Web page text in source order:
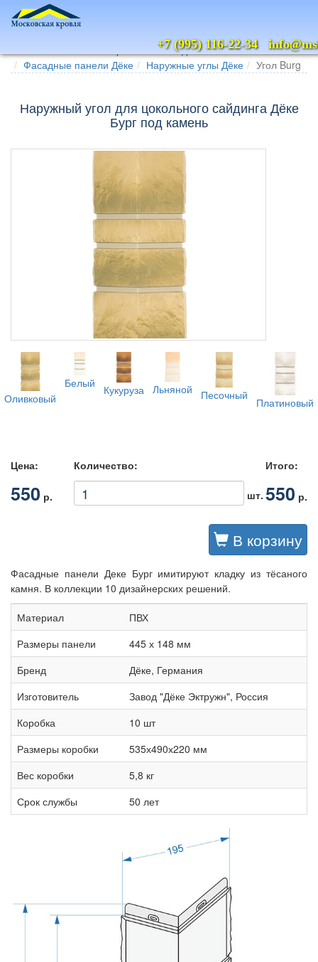
+7 (995) 116-22-34
Главная Каталог
Цокольный сайдинг
Фасадные панели Дёке
Наружные углы Дёке Угол Burg
Наружный угол для цокольного сайдинга Дёке
Бург под камень
Оливковый
Белый
Кукуруза Льняной Песочный
Платиновый
Цена:
550 р.
Количество:
шт.
Итого:
550 р.
В корзину
Фасадные панели Деке Бург имитируют кладку из тёсаного
камня. В коллекции 10 дизайнерских решений.
Материал
ПВХ
Размеры панели
445 х 148 мм
Бренд
Дёке, Германия
Изготовитель
Завод "Дёке Эктружн", Россия
Коробка
10 шт
Размеры коробки
535х490х220 мм
Вес коробки
5,8 кг
Срок службы
50 лет